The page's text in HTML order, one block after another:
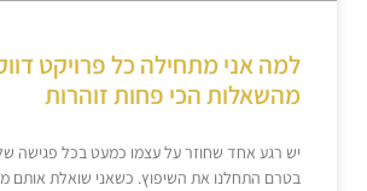
למה אני מתחילה כל פרויקט
מהשאלות הכי פחות זוהרות
יש רגע אחד שחוזר על עצמו כמעט בכל פגישה
בטרם התחלנו את השיפוץ. כשאני שואלת אותם